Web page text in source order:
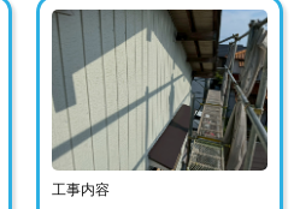
工事内容